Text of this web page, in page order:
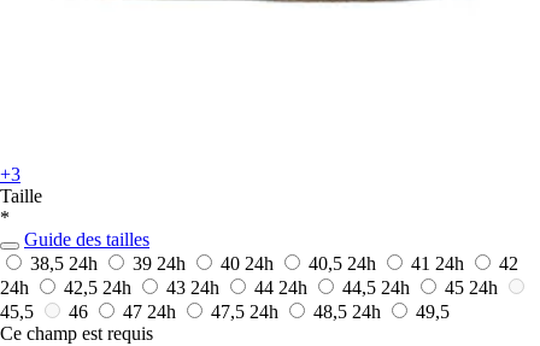
+3
Taille
*
Guide des tailles
38,5 24h 39 24h 40 24h 40,5 24h 41 24h
42
24h
42,5 24h 43 24h 44 24h 44,5 24h 45 24h
45,5
46 47 24h 47,5 24h 48,5 24h
49,5
Ce champ est requis